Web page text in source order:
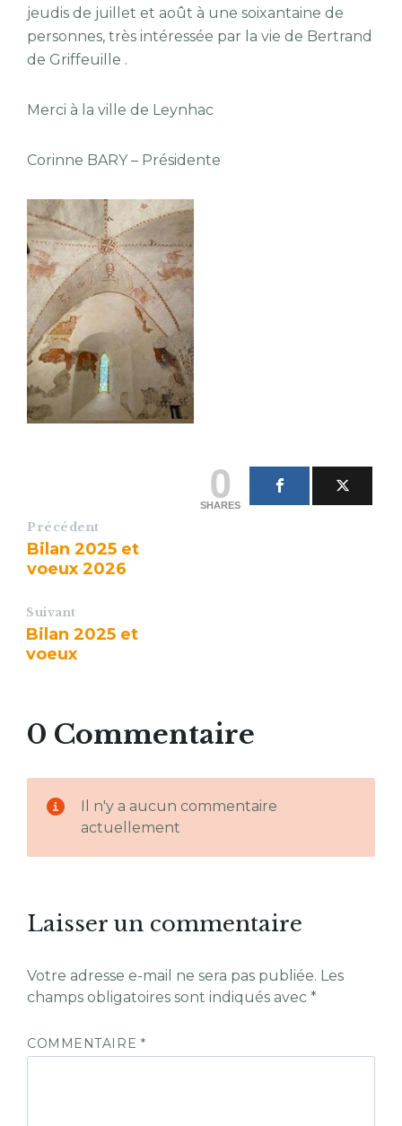
jeudis de juillet et août à une soixantaine de
personnes, très intéressée par la vie de Bertrand
de Griffeuille .
Merci à la ville de Leynhac
Corinne BARY – Présidente
0
SHARES
Précédent
Bilan 2025 et
voeux 2026
Suivant
Bilan 2025 et
voeux
0 Commentaire
Il n'y a aucun commentaire
actuellement
Laisser un commentaire
Votre adresse e-mail ne sera pas publiée. Les
champs obligatoires sont indiqués avec *
COMMENTAIRE *